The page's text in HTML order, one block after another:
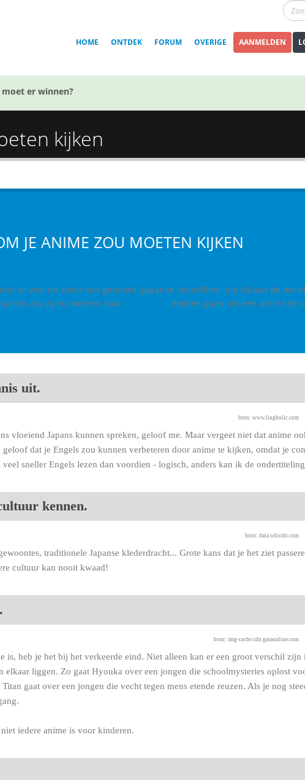
HOME ONTDEK FORUM OVERIGE AANMELDEN
moet er winnen?
kijken
JE ANIME ZOU MOETEN KIJKEN
er vast en zeker van gehoord. Japanse 'tekenfilms' die stilaan de
zou jij nu meteen naar
moeten gaan om een anime te
uit.
bron: www.lingholic.com
vloeiend Japans kunnen spreken, geloof me. Maar vergeet niet dat anime
dat je Engels zou kunnen verbeteren door anime te kijken, omdat je
sneller Engels lezen dan voordien - logisch, anders kan ik de
kennen.
bron: data.whicdn.com
traditionele Japanse klederdracht... Grote kans dat je het ziet
cultuur kan nooit kwaad!
bron: img-cache.cdn.gaiaonline.com
is, heb je het bij het verkeerde eind. Niet alleen kan er een groot verschil
liggen. Zo gaat Hyouka over een jongen die schoolmysteries oplost
gaat over een jongen die vecht tegen mens etende reuzen. Als je nog
iedere anime is voor kinderen.